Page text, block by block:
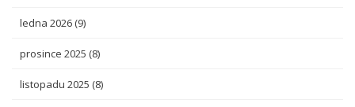
ledna 2026 (9)
prosince 2025 (8)
listopadu 2025 (8)